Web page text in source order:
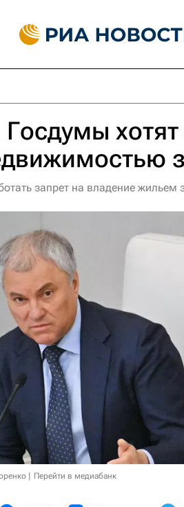
хотят
запрет на владение жильем
Перейти в медиабанк